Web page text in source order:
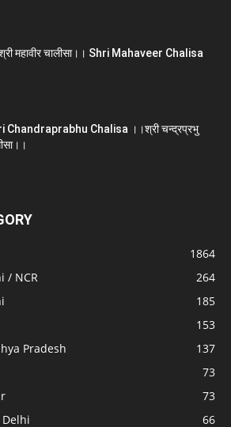
महावीर चालीसा।। Shri Mahaveer Chalisa
Chandraprabhu Chalisa ।।श्री चन्द्रप्रभु
1864
/ NCR
264
185
153
Pradesh
137
73
73
Delhi
66